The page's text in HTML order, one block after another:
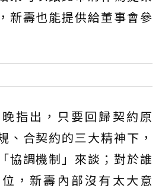
新壽也能提供給董事會參
指出，只要回歸契約原
、合契約的三大精神下，
協調機制」來談；對於誰
，新壽內部沒有太大意